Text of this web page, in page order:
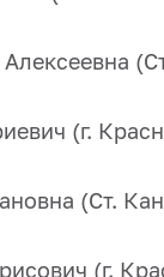
(г.
(Ст.
(г.